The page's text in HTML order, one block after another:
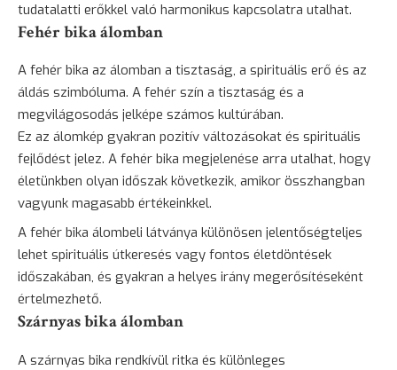
tudatalatti erőkkel való harmonikus kapcsolatra utalhat.
Fehér bika álomban
A fehér bika az álomban a tisztaság, a spirituális erő és az
áldás szimbóluma. A fehér szín a tisztaság és a
megvilágosodás jelképe számos kultúrában.
Ez az álomkép gyakran pozitív változásokat és spirituális
fejlődést jelez. A fehér bika megjelenése arra utalhat, hogy
életünkben olyan időszak következik, amikor összhangban
vagyunk magasabb értékeinkkel.
A fehér bika álombeli látványa különösen jelentőségteljes
lehet spirituális útkeresés vagy fontos életdöntések
időszakában, és gyakran a helyes irány megerősítéseként
értelmezhető.
Szárnyas bika álomban
A szárnyas bika rendkívül ritka és különleges